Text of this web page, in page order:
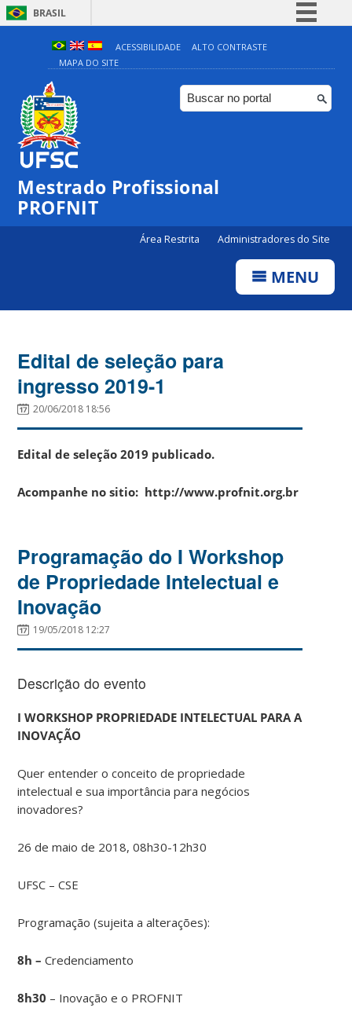
BRASIL
Simplifique!
Comunica BR
Participe
ACESSIBILIDADE
ALTO CONTRASTE
MAPA DO SITE
Mestrado Profissional
PROFNIT
Área Restrita Administradores do Site
MENU
Edital de seleção para
ingresso 2019-1
20/06/2018 18:56
Edital de seleção 2019 publicado.
Acompanhe no sitio: http://www.profnit.org.br
Programação do I Workshop
de Propriedade Intelectual e
Inovação
19/05/2018 12:27
Descrição do evento
I WORKSHOP PROPRIEDADE INTELECTUAL PARA A
INOVAÇÃO
Quer entender o conceito de propriedade
intelectual e sua importância para negócios
inovadores?
26 de maio de 2018, 08h30-12h30
UFSC – CSE
Programação (sujeita a alterações):
8h –Credenciamento
8h30 – Inovação e o PROFNIT